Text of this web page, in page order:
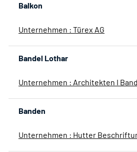
Balkon
Unternehmen : Türex AG
Bandel Lothar
Unternehmen : Architekten I
Banden
Unternehmen : Hutter